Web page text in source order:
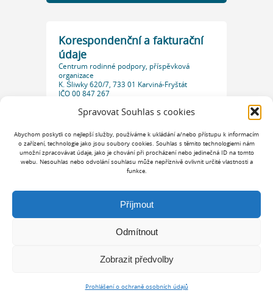
Spravovat Souhlas s cookies
Abychom poskytli co nejlepší služby, používáme k ukládání a/nebo přístupu k informacím
o zařízení, technologie jako jsou soubory cookies. Souhlas s těmito technologiemi nám
umožní zpracovávat údaje, jako je chování při procházení nebo jedinečná ID na tomto
webu. Nesouhlas nebo odvolání souhlasu může nepříznivě ovlivnit určité vlastnosti a
funkce.
Příjmout
Odmítnout
Zobrazit předvolby
Prohlášení o ochraně osobních údajů
Korespondenční a fakturační
údaje
Centrum rodinné podpory, příspěvková
organizace
K. Śliwky 620/7, 733 01 Karviná-Fryštát
IČO 00 847 267